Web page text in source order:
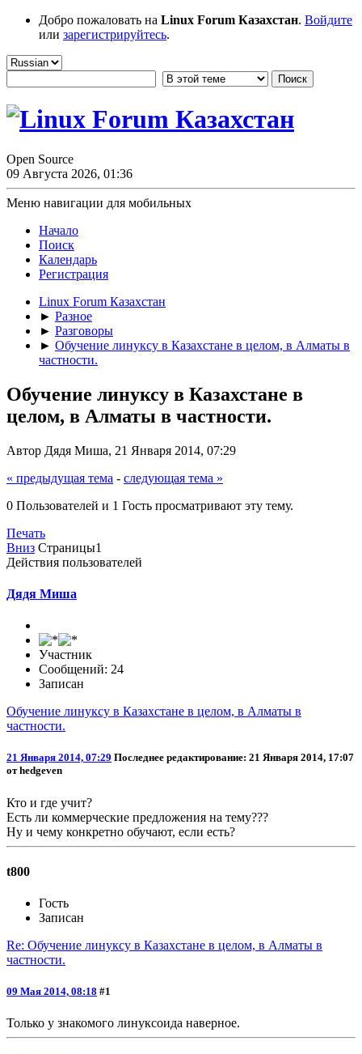
Добро пожаловать на Linux Forum Казахстан. Войдите
или зарегистрируйтесь.
Open Source
09 Августа 2026, 01:36
Меню навигации для мобильных
Начало
Поиск
Календарь
Регистрация
Linux Forum Казахстан
► Разное
► Разговоры
► Обучение линуксу в Казахстане в целом, в Алматы в
частности.
Обучение линуксу в Казахстане в
целом, в Алматы в частности.
Автор Дядя Миша, 21 Января 2014, 07:29
« предыдущая тема - следующая тема »
0 Пользователей и 1 Гость просматривают эту тему.
Печать
Вниз Страницы1
Действия пользователей
Дядя Миша
Участник
Сообщений: 24
Записан
Обучение линуксу в Казахстане в целом, в Алматы в
частности.
21 Января 2014, 07:29 Последнее редактирование: 21 Января 2014, 17:07
от hedgeven
Кто и где учит?
Есть ли коммерческие предложения на тему???
Ну и чему конкретно обучают, если есть?
t800
Гость
Записан
Re: Обучение линуксу в Казахстане в целом, в Алматы в
частности.
09 Мая 2014, 08:18 #1
Только у знакомого линуксоида наверное.